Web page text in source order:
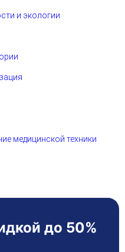
и экологии
медицинской техники
до 50%